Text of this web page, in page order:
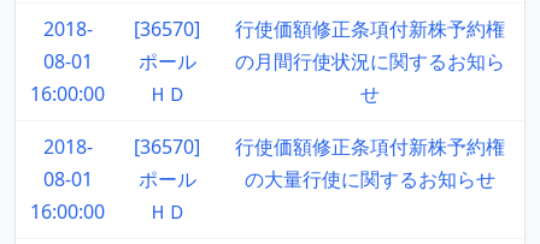
2018-
08-01
16:00:00
[36570]
ポール
ＨＤ
行使価額修正条項付新株予約権
の月間行使状況に関するお知ら
せ
2018-
08-01
16:00:00
[36570]
ポール
ＨＤ
行使価額修正条項付新株予約権
の大量行使に関するお知らせ